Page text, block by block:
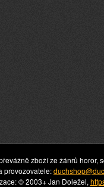
zboží ze žánrů horor,
provozovatele:
© 2003+ Jan Doležel,